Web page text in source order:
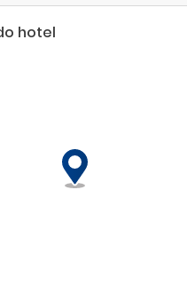
presentes incluem balcão
para bagagem e
uma sobretaxa, há serviço
hotel